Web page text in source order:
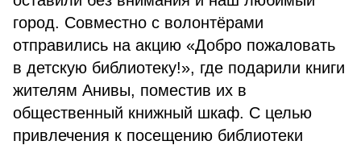
город. Совместно с волонтёрами
отправились на акцию «Добро пожаловать
в детскую библиотеку!», где подарили книги
жителям Анивы, поместив их в
общественный книжный шкаф. С целью
привлечения к посещению библиотеки